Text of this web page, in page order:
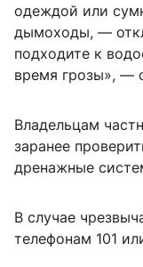
одеждой или
дымоходы, —
подходите к
время грозы», —
Владельцам
заранее
дренажные
В случае
телефонам 101